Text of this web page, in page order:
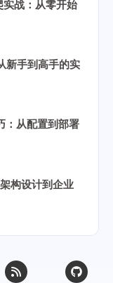
战：从零开始
新手到高手的实
：从配置到部署
构设计到企业